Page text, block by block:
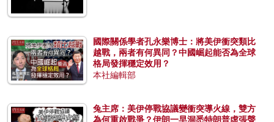
國際關係學者孔永樂博士：將美伊衝突類比
越戰，兩者有何異同？中國崛起能否為全球
格局發揮穩定效用？
本社編輯部
兔主席：美伊停戰協議變衝突導火線，雙方
為何重啟戰爭？伊朗一早洞悉特朗普虛張聲